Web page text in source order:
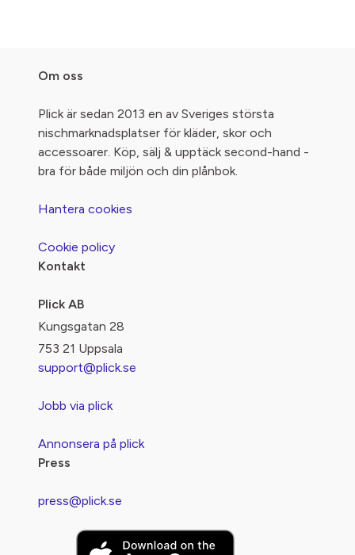
Om oss
Plick är sedan 2013 en av Sveriges största
nischmarknadsplatser för kläder, skor och
accessoarer. Köp, sälj & upptäck second-hand -
bra för både miljön och din plånbok.
Hantera cookies
Cookie policy
Kontakt
Plick AB
Kungsgatan 28
753 21 Uppsala
support@plick.se
Jobb via plick
Annonsera på plick
Press
press@plick.se